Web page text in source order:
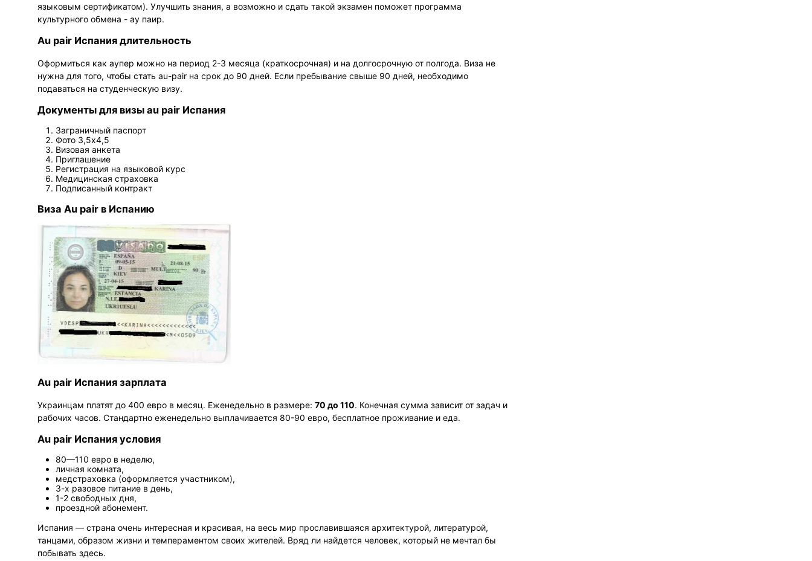
языковым сертификатом). Улучшить знания, а возможно и сдать такой экзамен поможет программа
культурного обмена - ау паир.
Au pair Испания длительность
Оформиться как аупер можно на период 2-3 месяца (краткосрочная) и на долгосрочную от полгода. Виза не
нужна для того, чтобы стать au-pair на срок до 90 дней. Если пребывание свыше 90 дней, необходимо
подаваться на студенческую визу.
Документы для визы au pair Испания
Заграничный паспорт
Фото 3,5х4,5
Визовая анкета
Приглашение
Регистрация на языковой курс
Медицинская страховка
Подписанный контракт
Виза Au pair в Испанию
Au pair Испания зарплата
Украинцам платят до 400 евро в месяц. Еженедельно в размере: 70 до 110. Конечная сумма зависит от задач и
рабочих часов. Стандартно еженедельно выплачивается 80-90 евро, бесплатное проживание и еда.
Au pair Испания условия
80—110 евро в неделю,
личная комната,
медстраховка (оформляется участником),
3-х разовое питание в день,
1-2 свободных дня,
проездной абонемент.
Испания — страна очень интересная и красивая, на весь мир прославившаяся архитектурой, литературой,
танцами, образом жизни и темпераментом своих жителей. Вряд ли найдется человек, который не мечтал бы
побывать здесь.